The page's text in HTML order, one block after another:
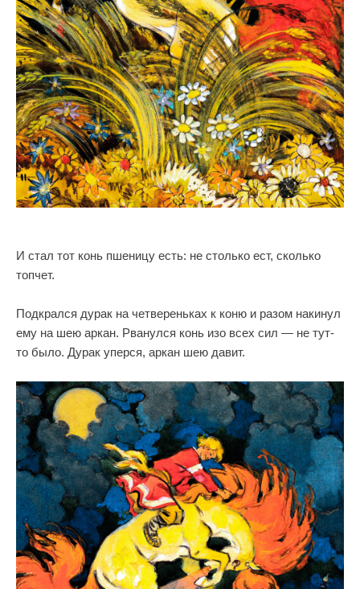
И стал тот конь пшеницу есть: не столько ест, сколько
топчет.
Подкрался дурак на четвереньках к коню и разом накинул
ему на шею аркан. Рванулся конь изо всех сил — не тут-
то было. Дурак уперся, аркан шею давит.